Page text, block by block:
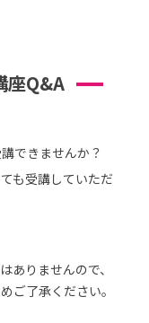
座Q&A
できませんか？
も受講していただ
ありませんので、
ご了承ください。